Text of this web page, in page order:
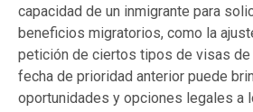
capacidad de un inmigrante para
beneficios migratorios, como la
petición de ciertos tipos de visas de
fecha de prioridad anterior puede
oportunidades y opciones legales a